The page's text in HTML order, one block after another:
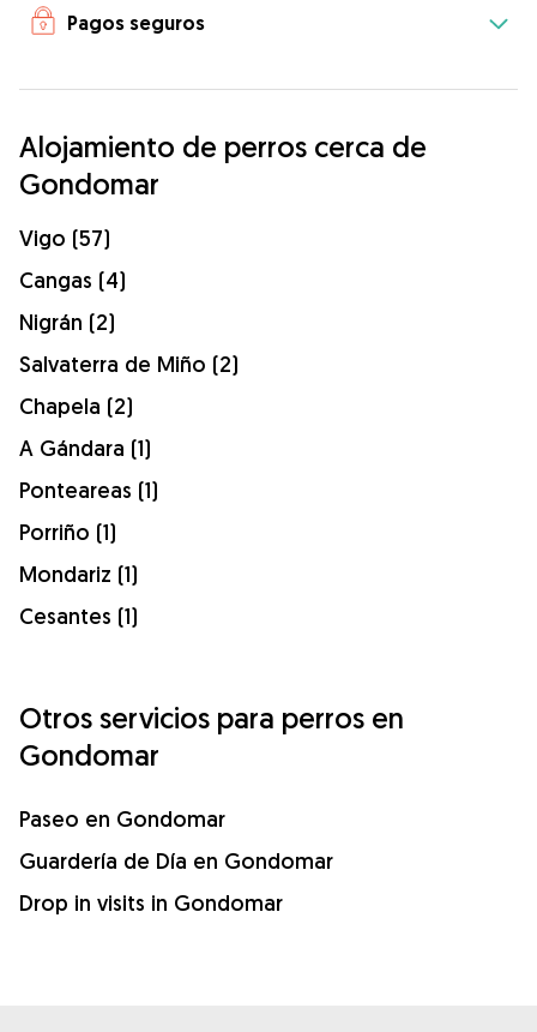
Pagos seguros
Alojamiento de perros cerca de
Gondomar
Vigo (57)
Cangas (4)
Nigrán (2)
Salvaterra de Miño (2)
Chapela (2)
A Gándara (1)
Ponteareas (1)
Porriño (1)
Mondariz (1)
Cesantes (1)
Otros servicios para perros en
Gondomar
Paseo en Gondomar
Guardería de Día en Gondomar
Drop in visits in Gondomar